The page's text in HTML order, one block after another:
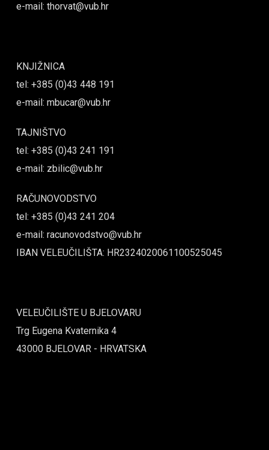
e-mail: thorvat@vub.hr
KNJIŽNICA
tel: +385 (0)43 448 191
e-mail: mbucar@vub.hr
TAJNIŠTVO
tel: +385 (0)43 241 191
e-mail: zbilic@vub.hr
RAČUNOVODSTVO
tel: +385 (0)43 241 204
e-mail: racunovodstvo@vub.hr
IBAN VELEUČILIŠTA: HR2324020061100525045
VELEUČILIŠTE U BJELOVARU
Trg Eugena Kvaternika 4
43000 BJELOVAR - HRVATSKA